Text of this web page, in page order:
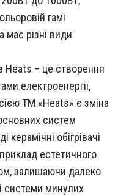
гамі
має різні види
Heats – це створення
електроенергії,
ТМ «Heats» є зміна
систем
обігрівачі
естетичного
залишаючи далеко
системи минулих